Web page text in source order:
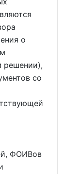
о
решении),
со
ФОИВов